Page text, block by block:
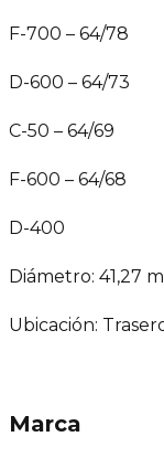
F-700 – 64/78
D-600 – 64/73
C-50 – 64/69
F-600 – 64/68
D-400
Diámetro: 41,27
Ubicación:
Marca